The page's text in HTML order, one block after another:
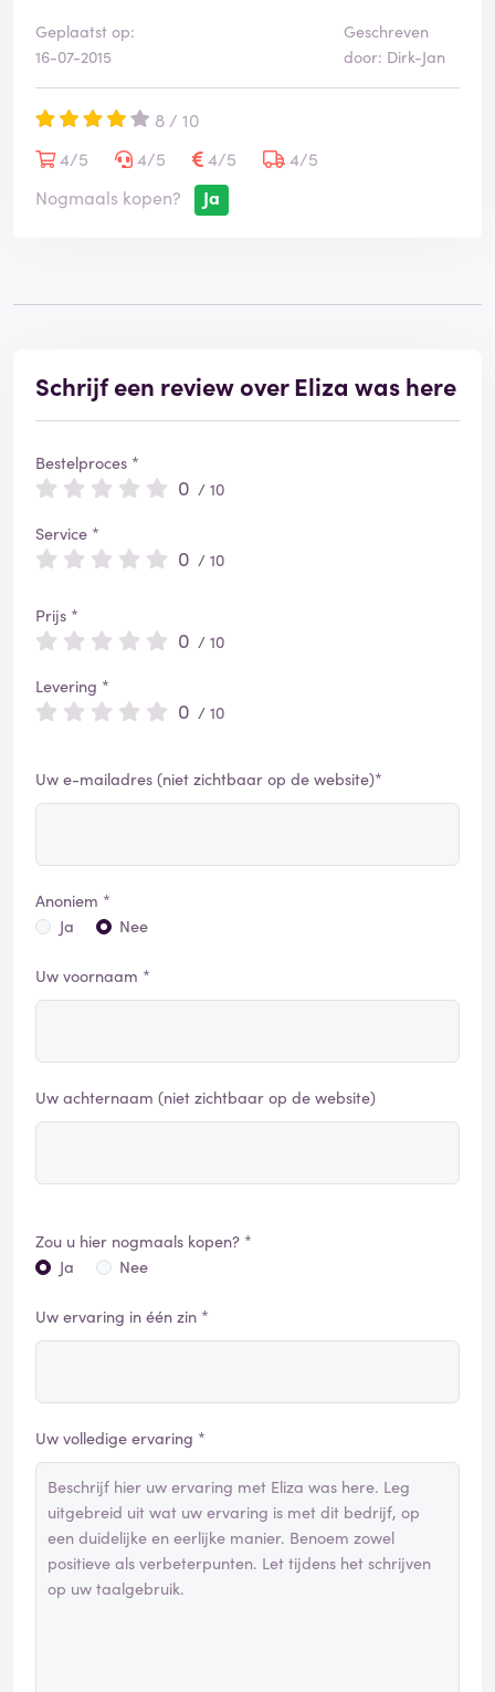
Geplaatst op:
16-07-2015
Geschreven
door: Dirk-Jan
8 / 10
4/5
4/5 4/5
4/5
Nogmaals kopen?
Ja
Schrijf een review over Eliza was here
Bestelproces *
0 / 10
Service *
0 / 10
Prijs *
0 / 10
Levering *
0 / 10
Uw e-mailadres (niet zichtbaar op de website)*
Anoniem *
Ja
Nee
Uw voornaam *
Uw achternaam (niet zichtbaar op de website)
Zou u hier nogmaals kopen? *
Ja
Nee
Uw ervaring in één zin *
Uw volledige ervaring *